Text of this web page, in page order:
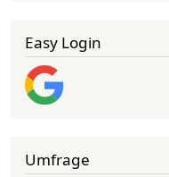
Easy Login
Umfrage